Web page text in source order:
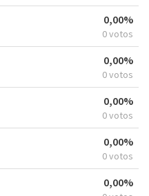
0,00%
0 votos
0,00%
0 votos
0,00%
0 votos
0,00%
0 votos
0,00%